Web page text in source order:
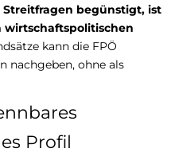
begünstigt, ist
wirtschaftspolitischen
kann die FPÖ
nachgeben, ohne als
Profil